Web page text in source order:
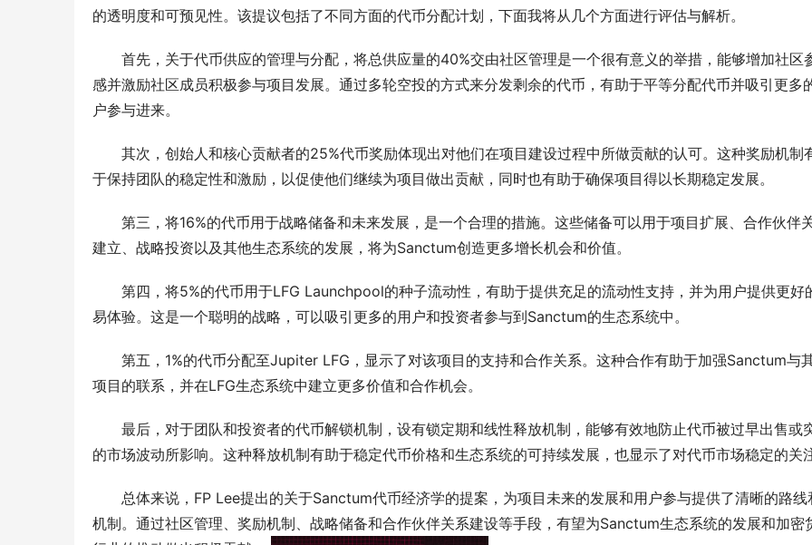
的透明度和可预见性。该提议包括了不同方面的代币分配计划，下面我将从几个方面进行评估与解析。
首先，关于代币供应的管理与分配，将总供应量的40%交由社区管理是一个很有意义的举措，能够增加社区
感并激励社区成员积极参与项目发展。通过多轮空投的方式来分发剩余的代币，有助于平等分配代币并吸引更多
户参与进来。
其次，创始人和核心贡献者的25%代币奖励体现出对他们在项目建设过程中所做贡献的认可。这种奖励机制
于保持团队的稳定性和激励，以促使他们继续为项目做出贡献，同时也有助于确保项目得以长期稳定发展。
第三，将16%的代币用于战略储备和未来发展，是一个合理的措施。这些储备可以用于项目扩展、合作伙伴
建立、战略投资以及其他生态系统的发展，将为Sanctum创造更多增长机会和价值。
第四，将5%的代币用于LFG Launchpool的种子流动性，有助于提供充足的流动性支持，并为用户提供更好
易体验。这是一个聪明的战略，可以吸引更多的用户和投资者参与到Sanctum的生态系统中。
第五，1%的代币分配至Jupiter LFG，显示了对该项目的支持和合作关系。这种合作有助于加强Sanctum与
项目的联系，并在LFG生态系统中建立更多价值和合作机会。
最后，对于团队和投资者的代币解锁机制，设有锁定期和线性释放机制，能够有效地防止代币被过早出售或
的市场波动所影响。这种释放机制有助于稳定代币价格和生态系统的可持续发展，也显示了对代币市场稳定的关注
总体来说，FP Lee提出的关于Sanctum代币经济学的提案，为项目未来的发展和用户参与提供了清晰的路线
机制。通过社区管理、奖励机制、战略储备和合作伙伴关系建设等手段，有望为Sanctum生态系统的发展和加密